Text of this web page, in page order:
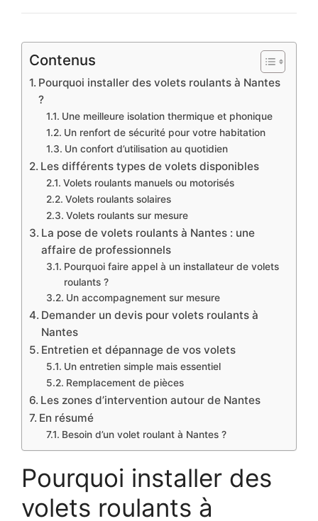
Contenus
Pourquoi installer des volets roulants à Nantes
?
Une meilleure isolation thermique et phonique
Un renfort de sécurité pour votre habitation
Un confort d’utilisation au quotidien
Les différents types de volets disponibles
Volets roulants manuels ou motorisés
Volets roulants solaires
Volets roulants sur mesure
La pose de volets roulants à Nantes : une
affaire de professionnels
Pourquoi faire appel à un installateur de volets
roulants ?
Un accompagnement sur mesure
Demander un devis pour volets roulants à
Nantes
Entretien et dépannage de vos volets
Un entretien simple mais essentiel
Remplacement de pièces
Les zones d’intervention autour de Nantes
En résumé
Besoin d’un volet roulant à Nantes ?
Pourquoi installer des
volets roulants à